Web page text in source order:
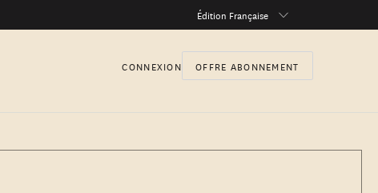
Édition Française
CONNEXION OFFRE ABONNEMENT